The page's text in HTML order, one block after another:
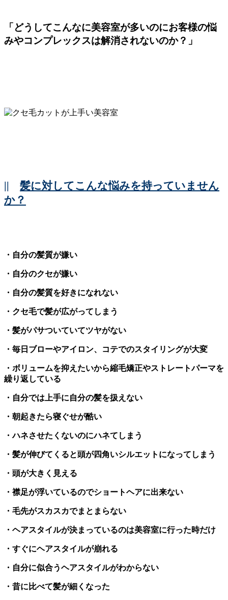
「どうしてこんなに美容室が多いのにお客様の悩
みやコンプレックスは解消されないのか？」
|| 髪に対してこんな悩みを持っていません
か？
・自分の髪質が嫌い
・自分のクセが嫌い
・自分の髪質を好きになれない
・クセ毛で髪が広がってしまう
・髪がパサついていてツヤがない
・毎日ブローやアイロン、コテでのスタイリングが大変
・ボリュームを抑えたいから縮毛矯正やストレートパーマを
繰り返している
・自分では上手に自分の髪を扱えない
・朝起きたら寝ぐせが酷い
・ハネさせたくないのにハネてしまう
・髪が伸びてくると頭が四角いシルエットになってしまう
・頭が大きく見える
・襟足が浮いているのでショートヘアに出来ない
・毛先がスカスカでまとまらない
・ヘアスタイルが決まっているのは美容室に行った時だけ
・すぐにヘアスタイルが崩れる
・自分に似合うヘアスタイルがわからない
・昔に比べて髪が細くなった